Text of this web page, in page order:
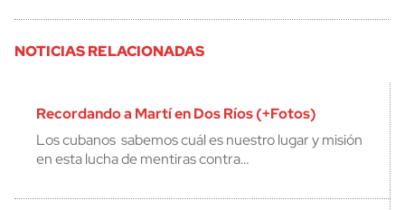
NOTICIAS RELACIONADAS
Recordando a Martí en Dos Ríos (+Fotos)
Los cubanos sabemos cuál es nuestro lugar y misión
en esta lucha de mentiras contra…